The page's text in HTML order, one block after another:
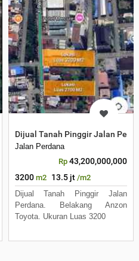
Mandiri. Ukuran 20x120
Dijual Tanah Pinggir Jalan
Jalan Perdana
Rp 43,200,000,000
3200 m2 13.5 jt /m2
Dijual Tanah Pinggir Jalan
Perdana. Belakang Anzon
Toyota. Ukuran Luas 3200